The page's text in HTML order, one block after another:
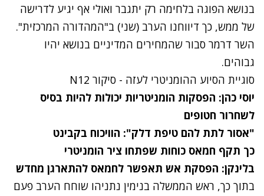
בנושא הפוגה בלחימה רק יתגבר ואולי אף יגיע לדרישה
של ממש, כך דיווחנו הערב (שני) ב"המהדורה המרכזית".
השר דרמר סבור שהמחירים המדיניים בנושא יהיו
גבוהים.
סוגיית הסיוע ההומניטרי לעזה - סיקור N12
יוסי כהן: הפסקות הומניטריות יכולות להיות בסיס
לשחרור חטופים
"אסור לתת להם טיפת דלק": הוויכוח בקבינט
כך תקף חמאס כוחות שפתחו ציר הומניטרי
בלינקן: הפסקת אש תאפשר לחמאס להתארגן מחדש
בתוך כך, ראש הממשלה בנימין נתניהו שוחח הערב פעם